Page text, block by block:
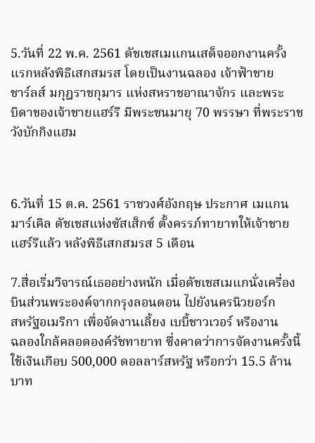
5.วันที่ 22 พ.ค. 2561 ดัชเชสเมแกนเสด็จออกงานครั้ง
แรกหลังพิธีเสกสมรส โดยเป็นงานฉลอง เจ้าฟ้าชาย
ชาร์ลส์ มกุฎราชกุมาร แห่งสหราชอาณาจักร และพระ
บิดาของเจ้าชายแฮร์รี มีพระชนมายุ 70 พรรษา ที่พระราช
วังบักกิงแฮม
6.วันที่ 15 ต.ค. 2561 ราชวงศ์อังกฤษ ประกาศ เมแกน
มาร์เคิล ดัชเชสแห่งซัสเส็กซ์ ตั้งครรภ์ทายาทให้เจ้าชาย
แฮร์รีแล้ว หลังพิธีเสกสมรส 5 เดือน
7.สื่อเริ่มวิจารณ์เธออย่างหนัก เมื่อดัชเชสเมแกนั่งเครื่อง
บินส่วนพระองค์จากกรุงลอนดอน ไปยังนครนิวยอร์ก
สหรัฐอเมริกา เพื่อจัดงานเลี้ยง เบบี้ชาวเวอร์ หรืองาน
ฉลองใกล้คลอดองค์รัชทายาท ซึ่งคาดว่าการจัดงานครั้งนี้
ใช้เงินเกือบ 500,000 ดอลลาร์สหรัฐ หรือกว่า 15.5 ล้าน
บาท